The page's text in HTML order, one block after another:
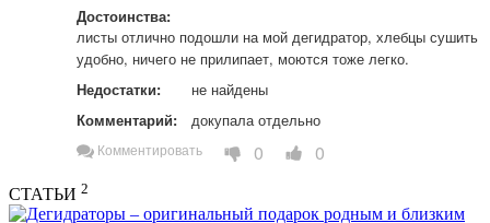
Достоинства:
листы отлично подошли на мой дегидратор, хлебцы сушить
удобно, ничего не прилипает, моются тоже легко.
Недостатки:
не найдены
Комментарий:
докупала отдельно
Комментировать 0 0
СТАТЬИ 2